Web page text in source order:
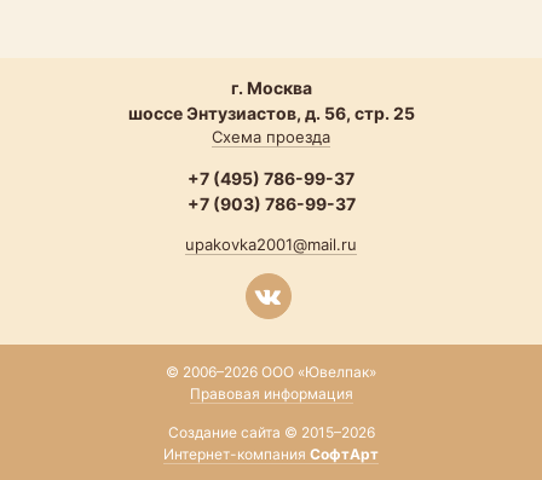
г. Москва
шоссе Энтузиастов, д. 56, стр. 25
Схема проезда
+7 (495) 786-99-37
+7 (903) 786-99-37
upakovka2001@mail.ru
© 2006–2026 ООО «Ювелпак»
Правовая информация
Создание сайта © 2015–2026
Интернет-компания СофтАрт